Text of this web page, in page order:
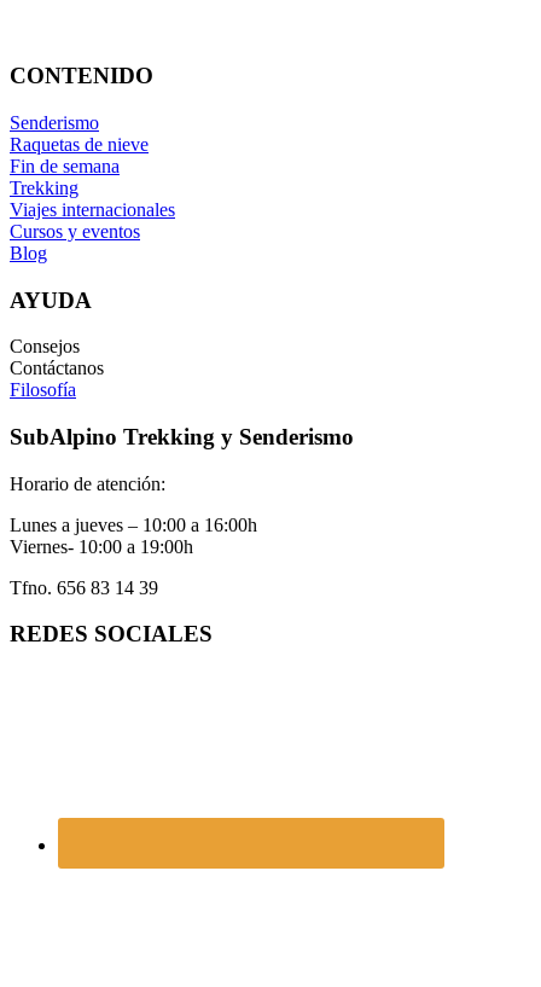
CONTENIDO
Senderismo
Raquetas de nieve
Fin de semana
Trekking
Viajes internacionales
Cursos y eventos
Blog
AYUDA
Consejos
Contáctanos
Filosofía
SubAlpino Trekking y Senderismo
Horario de atención:
Lunes a jueves – 10:00 a 16:00h
Viernes- 10:00 a 19:00h
Tfno. 656 83 14 39
REDES SOCIALES